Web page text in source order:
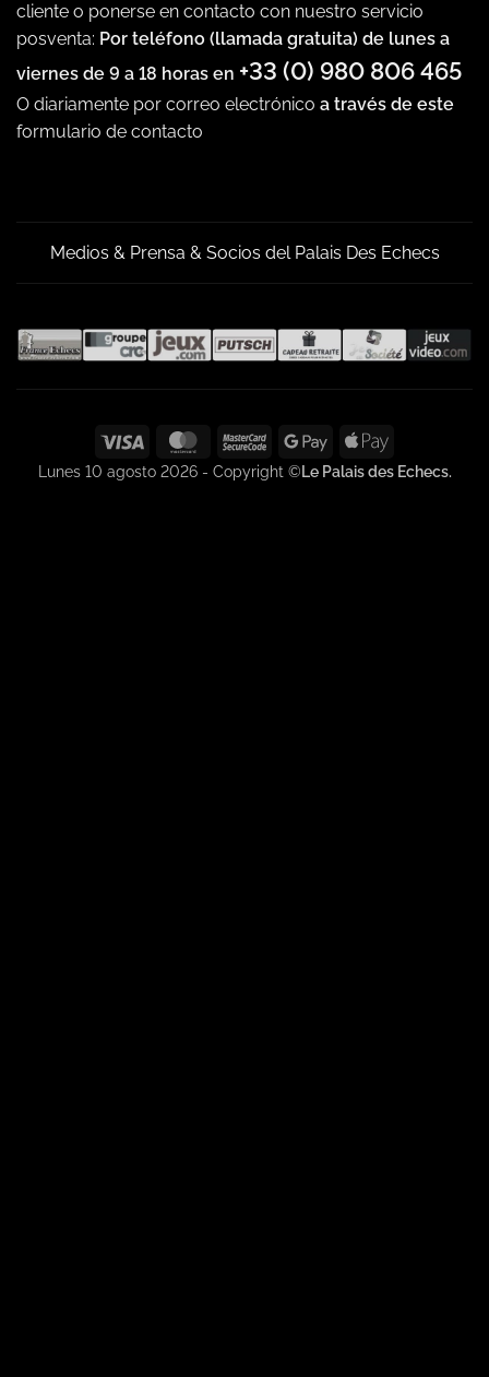
cliente o ponerse en contacto con nuestro servicio
posventa: Por teléfono (llamada gratuita) de lunes a
viernes de 9 a 18 horas en +33 (0) 980 806 465
O diariamente por correo electrónico a través de este
formulario de contacto
Medios & Prensa & Socios del Palais Des Echecs
Visa MasterCardMasterCard
2
Google
Pay
Apple
Pay
Lunes 10 agosto 2026 - Copyright ©Le Palais des Echecs.